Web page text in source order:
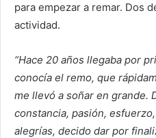
para empezar a remar. Dos
actividad.
“Hace 20 años llegaba por
conocía el remo, que
me llevó a soñar en grande.
constancia, pasión,
alegrías, decido dar por